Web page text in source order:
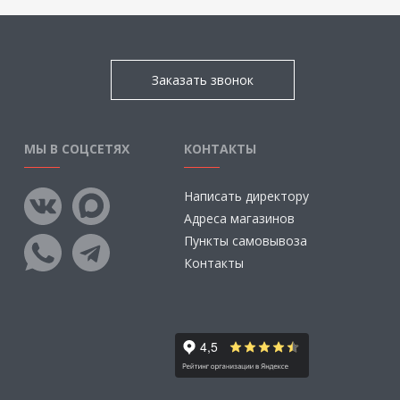
Заказать звонок
МЫ В СОЦСЕТЯХ КОНТАКТЫ
Написать директору
Адреса магазинов
Пункты самовывоза
Контакты